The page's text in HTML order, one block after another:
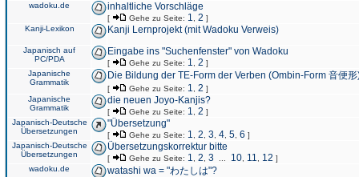
wadoku.de inhaltliche Vorschläge
[ Gehe zu Seite: 1 2 ]
Kanji-Lexikon
Kanji Lernprojekt (mit Wadoku Verweis)
Japanisch auf
PC/PDA
Eingabe ins "Suchenfenster" von Wadoku
[ Gehe zu Seite: 1 2 ]
Japanische
Grammatik
Die Bildung der TE-Form der Verben (Ombin-Form 音便形
[ Gehe zu Seite: 1 2 ]
Japanische
Grammatik
die neuen Joyo-Kanjis?
[ Gehe zu Seite: 1 2 ]
Japanisch-Deutsche
Übersetzungen
"Übersetzung"
[ Gehe zu Seite: 1 2 3 4 5 6 ]
Japanisch-Deutsche
Übersetzungen
Übersetzungskorrektur bitte
[ Gehe zu Seite: 1 2 3 10 11 12 ]
wadoku.de
watashi wa = "わたしは"?